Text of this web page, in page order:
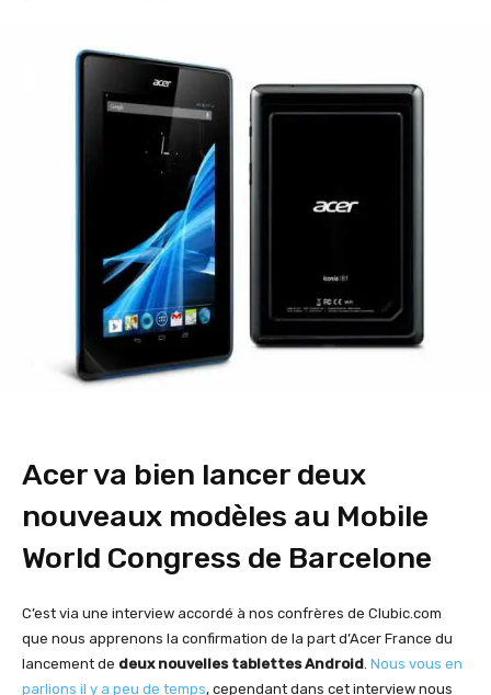
Acer va bien lancer deux
nouveaux modèles au Mobile
World Congress de Barcelone
C’est via une interview accordé à nos confrères de Clubic.com
que nous apprenons la confirmation de la part d’Acer France du
lancement de deux nouvelles tablettes Android. Nous vous en
parlions il y a peu de temps, cependant dans cet interview nous